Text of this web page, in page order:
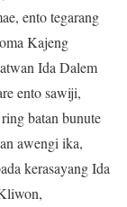
ento tegarang
Kajeng
Ida Dalem
ento sawiji,
batan bunute
awengi ika,
kerasayang Ida